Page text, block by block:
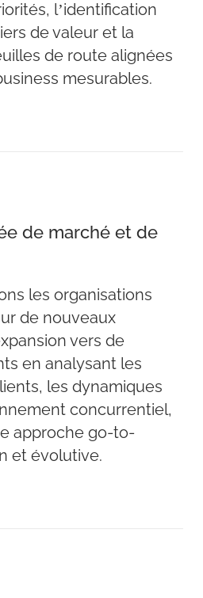
l’identification
de valeur et la
de route alignées
mesurables.
de marché et de
les organisations
de nouveaux
vers de
en analysant les
les dynamiques
concurrentiel,
approche go-to-
et évolutive.